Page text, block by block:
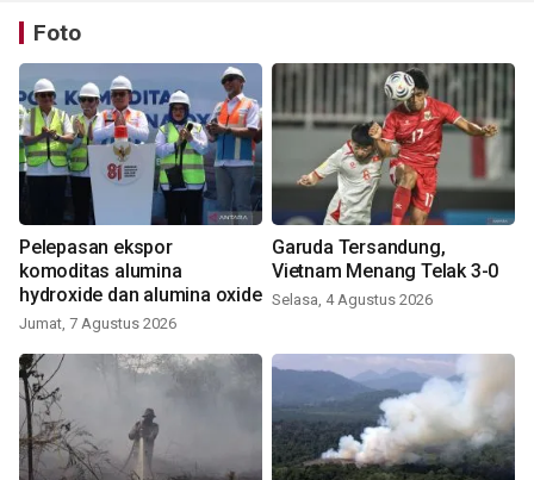
Foto
Pelepasan ekspor
komoditas alumina
hydroxide dan alumina oxide
Jumat, 7 Agustus 2026
Garuda Tersandung,
Vietnam Menang Telak 3-0
Selasa, 4 Agustus 2026